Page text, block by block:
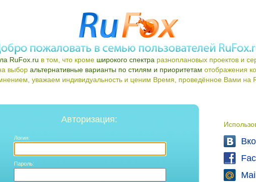
RuFox.ru в том, что кроме широкого спектра разноплановых проектов и
выбор альтернативные варианты по стилям и приоритетам отображения
уважаем индивидуальность и ценим Время, проведённое Вами на
Авторизация:
Логин:
Пароль: